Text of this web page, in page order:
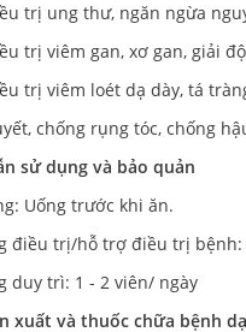
trị ung thư, ngăn ngừa
trị viêm gan, xơ gan, giải
trị viêm loét dạ dày, tá
chống rụng tóc, chống
sử dụng và bảo quản
Uống trước khi ăn.
điều trị/hỗ trợ điều trị
duy trì: 1 - 2 viên/ ngày
xuất và thuốc chữa bệnh